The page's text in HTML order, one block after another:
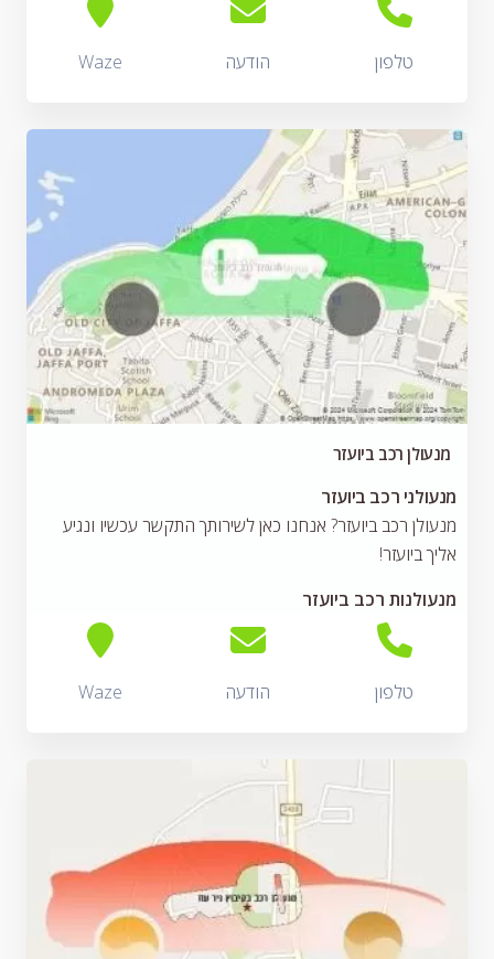
טלפון הודעה Waze
מנעולן רכב ביועזר
מנעולני רכב ביועזר
מנעולן רכב ביועזר? אנחנו כאן לשירותך התקשר עכשיו ונגיע
אליך ביועזר!
מנעולנות רכב ביועזר
טלפון הודעה Waze